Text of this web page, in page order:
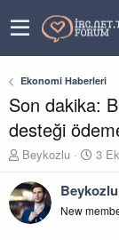
Ekonomi Haberleri
Son dakika:
desteği
K
n
u
y
Beykozlu
B
ş
l
a
3
Beykozlu
New